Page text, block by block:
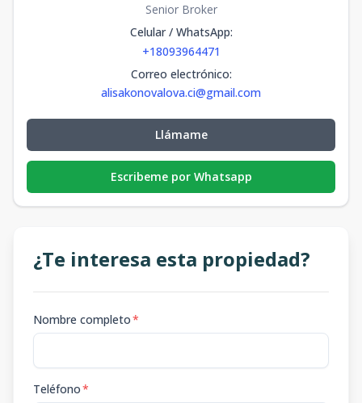
Senior Broker
Celular / WhatsApp:
+18093964471
Correo electrónico:
alisakonovalova.ci@gmail.com
Llámame
Escribeme por Whatsapp
¿Te interesa esta propiedad?
Nombre completo*
Teléfono*